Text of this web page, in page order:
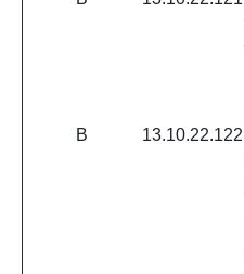
В 13.10.22.122